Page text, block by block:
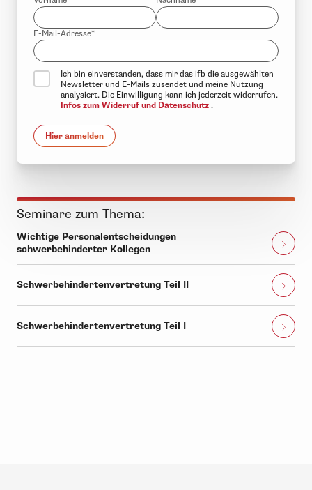
E-Mail-Adresse*
Ich bin einverstanden, dass mir das ifb die ausgewählten
Newsletter und E-Mails zusendet und meine Nutzung
analysiert. Die Einwilligung kann ich jederzeit widerrufen.
Infos zum Widerruf und Datenschutz .
Hier anmelden
Seminare zum Thema:
Wichtige Personalentscheidungen
schwerbehinderter Kollegen
Schwerbehindertenvertretung Teil II
Schwerbehindertenvertretung Teil I